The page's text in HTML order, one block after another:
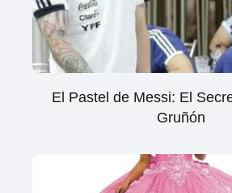
El Pastel de Messi: El
Gruñón